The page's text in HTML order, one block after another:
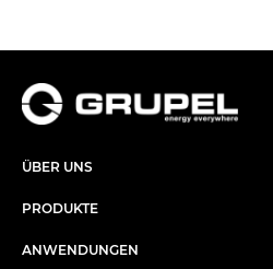
ÜBER UNS​
PRODUKTE
ANWENDUNGEN